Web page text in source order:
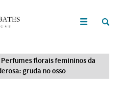
Perfumes florais femininos da
gruda no osso